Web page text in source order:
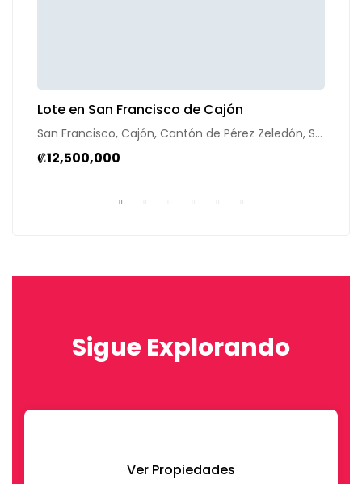
Lote en San Francisco de Cajón
San Francisco, Cajón, Cantón de Pérez Zeledón, San José, 11908, Costa Rica
₡12,500,000
Sigue Explorando
Ver Propiedades